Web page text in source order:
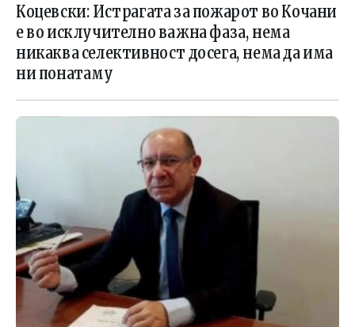
Коцевски: Истрагата за пожарот во Кочани
е во исклучително важна фаза, нема
никаква селективност досега, нема да има
ни понатаму